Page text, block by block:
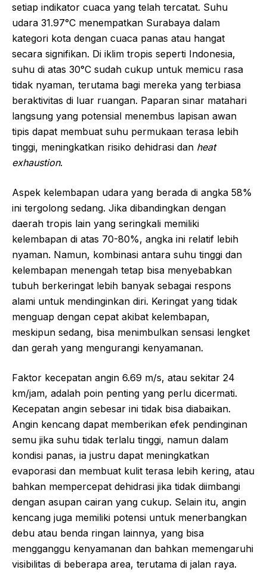
setiap indikator cuaca yang telah tercatat. Suhu
udara 31.97°C menempatkan Surabaya dalam
kategori kota dengan cuaca panas atau hangat
secara signifikan. Di iklim tropis seperti Indonesia,
suhu di atas 30°C sudah cukup untuk memicu rasa
tidak nyaman, terutama bagi mereka yang terbiasa
beraktivitas di luar ruangan. Paparan sinar matahari
langsung yang potensial menembus lapisan awan
tipis dapat membuat suhu permukaan terasa lebih
tinggi, meningkatkan risiko dehidrasi dan heat
exhaustion.
Aspek kelembapan udara yang berada di angka 58%
ini tergolong sedang. Jika dibandingkan dengan
daerah tropis lain yang seringkali memiliki
kelembapan di atas 70-80%, angka ini relatif lebih
nyaman. Namun, kombinasi antara suhu tinggi dan
kelembapan menengah tetap bisa menyebabkan
tubuh berkeringat lebih banyak sebagai respons
alami untuk mendinginkan diri. Keringat yang tidak
menguap dengan cepat akibat kelembapan,
meskipun sedang, bisa menimbulkan sensasi lengket
dan gerah yang mengurangi kenyamanan.
Faktor kecepatan angin 6.69 m/s, atau sekitar 24
km/jam, adalah poin penting yang perlu dicermati.
Kecepatan angin sebesar ini tidak bisa diabaikan.
Angin kencang dapat memberikan efek pendinginan
semu jika suhu tidak terlalu tinggi, namun dalam
kondisi panas, ia justru dapat meningkatkan
evaporasi dan membuat kulit terasa lebih kering, atau
bahkan mempercepat dehidrasi jika tidak diimbangi
dengan asupan cairan yang cukup. Selain itu, angin
kencang juga memiliki potensi untuk menerbangkan
debu atau benda ringan lainnya, yang bisa
mengganggu kenyamanan dan bahkan memengaruhi
visibilitas di beberapa area, terutama di jalan raya.